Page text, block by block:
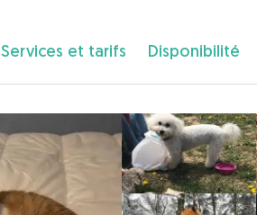
Services et tarifs Disponibilité